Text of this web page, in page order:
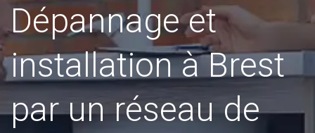
Dépannage et
installation à Brest
par un réseau de